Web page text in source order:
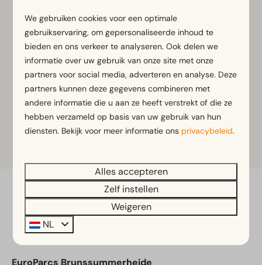
in attractiepark Toverland.
Bekijk de website voor meer informatie, actuele
Meer informatie
Veilig betalen
EuroParcs Brunssummerheide
We gebruiken cookies voor een optimale
gebruikservaring, om gepersonaliseerde inhoud te
bieden en ons verkeer te analyseren. Ook delen we
informatie over uw gebruik van onze site met onze
partners voor social media, adverteren en analyse. Deze
partners kunnen deze gegevens combineren met
andere informatie die u aan ze heeft verstrekt of die ze
hebben verzameld op basis van uw gebruik van hun
diensten. Bekijk voor meer informatie ons privacybeleid.
Alles accepteren
Zelf instellen
Weigeren
NL